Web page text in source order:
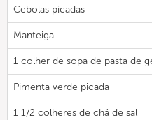
Cebolas picadas
Manteiga
1 colher de sopa de pasta de
Pimenta verde picada
1 1/2 colheres de chá de sal